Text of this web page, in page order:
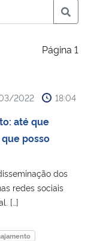
Página 1
2022 18:04
até que
posso
dos
redes sociais
[…]